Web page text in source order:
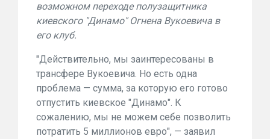
возможном переходе полузащитника
киевского "Динамо" Огнена Вукоевича в
его клуб.
"Действительно, мы заинтересованы в
трансфере Вукоевича. Но есть одна
проблема — сумма, за которую его готово
отпустить киевское "Динамо". К
сожалению, мы не можем себе позволить
потратить 5 миллионов евро", — заявил